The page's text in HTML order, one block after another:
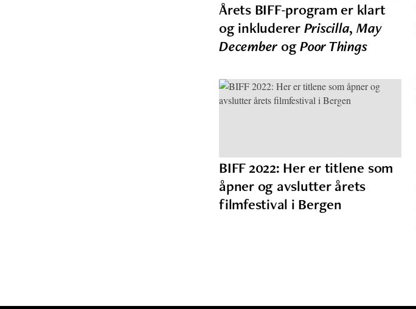
Årets BIFF-program er klart
og inkludererPriscilla,May
DecemberogPoor Things
BIFF 2022: Her er titlene som
åpner og avslutter årets
filmfestival i Bergen